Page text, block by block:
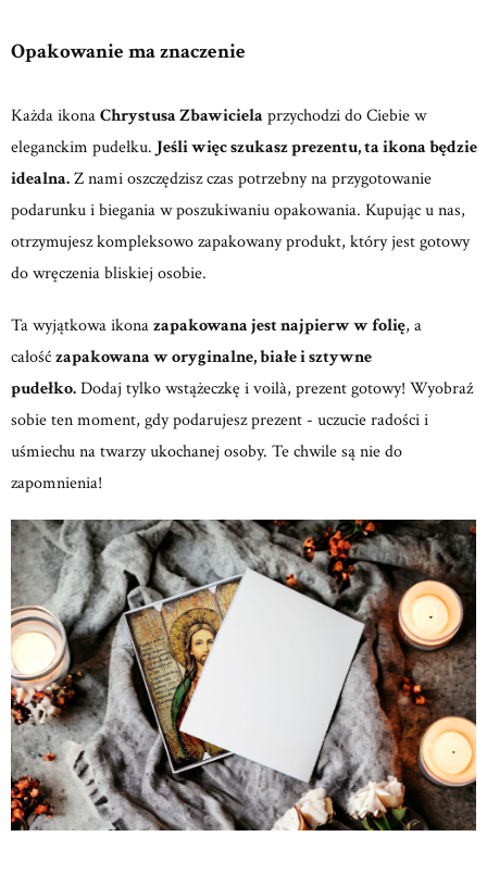
Opakowanie ma znaczenie
Każda ikonaChrystusa Zbawiciela przychodzi do Ciebie w
eleganckim pudełku. Jeśli więc szukasz prezentu, ta ikona będzie
idealna.Z nami oszczędzisz czas potrzebny na przygotowanie
podarunku i biegania w poszukiwaniu opakowania. Kupując u nas,
otrzymujesz kompleksowo zapakowany produkt, który jest gotowy
do wręczenia bliskiej osobie.
Ta wyjątkowa ikonazapakowana jest najpierw w folię, a
całośćzapakowana w oryginalne, białe i sztywne
pudełko.Dodaj tylko wstążeczkę i voilà, prezent gotowy! Wyobraź
sobie ten moment, gdy podarujesz prezent - uczucie radości i
uśmiechu na twarzy ukochanej osoby. Te chwile są nie do
zapomnienia!